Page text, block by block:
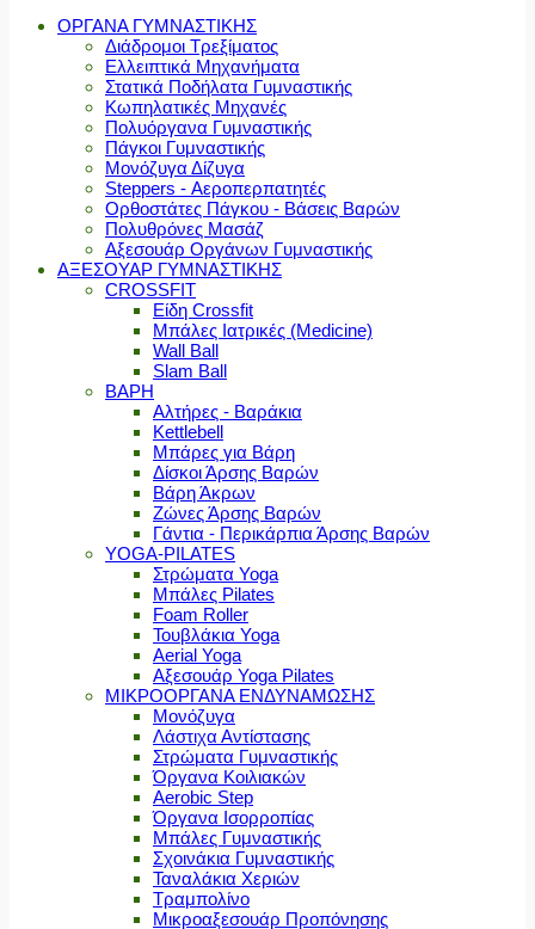
ΟΡΓΑΝΑ ΓΥΜΝΑΣΤΙΚΗΣ
Διάδρομοι Τρεξίματος
Ελλειπτικά Μηχανήματα
Στατικά Ποδήλατα Γυμναστικής
Κωπηλατικές Μηχανές
Πολυόργανα Γυμναστικής
Πάγκοι Γυμναστικής
Μονόζυγα Δίζυγα
Steppers - Αεροπερπατητές
Ορθοστάτες Πάγκου - Βάσεις Βαρών
Πολυθρόνες Μασάζ
Αξεσουάρ Οργάνων Γυμναστικής
ΑΞΕΣΟΥΑΡ ΓΥΜΝΑΣΤΙΚΗΣ
CROSSFIT
Είδη Crossfit
Μπάλες Ιατρικές (Medicine)
Wall Ball
Slam Ball
ΒΑΡΗ
Αλτήρες - Βαράκια
Kettlebell
Μπάρες για Βάρη
Δίσκοι Άρσης Βαρών
Βάρη Άκρων
Ζώνες Άρσης Βαρών
Γάντια - Περικάρπια Άρσης Βαρών
YOGA-PILATES
Στρώματα Yoga
Μπάλες Pilates
Foam Roller
Τουβλάκια Yoga
Aerial Yoga
Αξεσουάρ Yoga Pilates
ΜΙΚΡΟΟΡΓΑΝΑ ΕΝΔΥΝΑΜΩΣΗΣ
Μονόζυγα
Λάστιχα Αντίστασης
Στρώματα Γυμναστικής
Όργανα Κοιλιακών
Aerobic Step
Όργανα Ισορροπίας
Μπάλες Γυμναστικής
Σχοινάκια Γυμναστικής
Ταναλάκια Χεριών
Τραμπολίνο
Μικροαξεσουάρ Προπόνησης